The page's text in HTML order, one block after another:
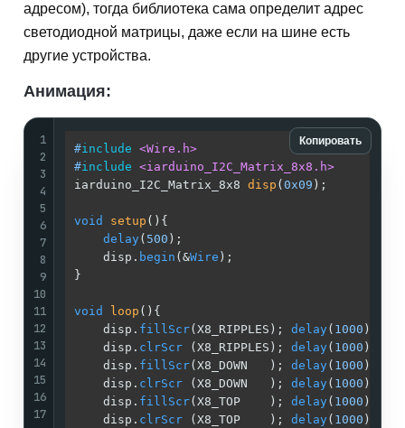
адресом), тогда библиотека сама определит адрес
светодиодной матрицы, даже если на шине есть
другие устройства.
Анимация:
Копировать
1
2
3
4
5
6
7
8
9
10
11
12
13
14
15
16
17
#include <Wire.h>
#include <iarduino_I2C_Matrix_8x8.h>
iarduino_I2C_Matrix_8x8 disp ( 0x09 )
void setup ()
delay( 500
    disp.
begin (&Wire
void loop ()
    disp.
fillScr(X8_RIPPLES); delay( 1000
    disp.
clrScr (X8_RIPPLES); delay( 1000
    disp.
fillScr(X8_DOWN   ); delay( 1000
    disp.
clrScr (X8_DOWN   ); delay( 1000
    disp.
fillScr(X8_TOP    ); delay( 1000
    disp.
clrScr (X8_TOP    ); delay( 1000